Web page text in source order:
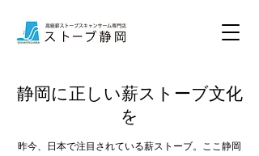
静岡に正しい薪ストーブ文化
を
昨今、日本で注目されている薪ストーブ。ここ静岡